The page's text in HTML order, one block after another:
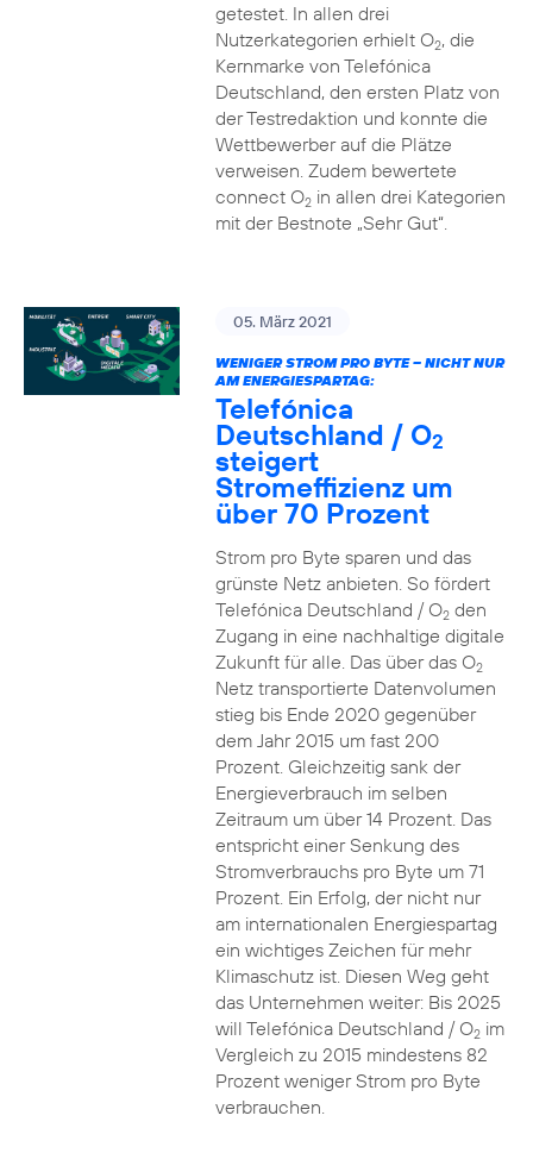
getestet. In allen drei
Nutzerkategorien erhielt O2, die
Kernmarke von Telefónica
Deutschland, den ersten Platz von
der Testredaktion und konnte die
Wettbewerber auf die Plätze
verweisen. Zudem bewertete
connect O2in allen drei Kategorien
mit der Bestnote „Sehr Gut“.
05. März 2021
WENIGER STROM PRO BYTE – NICHT NUR
AM ENERGIESPARTAG:
Telefónica
Deutschland / O2
steigert
Stromeffizienz um
über 70 Prozent
Strom pro Byte sparen und das
grünste Netz anbieten. So fördert
Telefónica Deutschland / O2den
Zugang in eine nachhaltige digitale
Zukunft für alle. Das über das O2
Netz transportierte Datenvolumen
stieg bis Ende 2020 gegenüber
dem Jahr 2015 um fast 200
Prozent. Gleichzeitig sank der
Energieverbrauch im selben
Zeitraum um über 14 Prozent. Das
entspricht einer Senkung des
Stromverbrauchs pro Byte um 71
Prozent. Ein Erfolg, der nicht nur
am internationalen Energiespartag
ein wichtiges Zeichen für mehr
Klimaschutz ist. Diesen Weg geht
das Unternehmen weiter: Bis 2025
will Telefónica Deutschland / O2im
Vergleich zu 2015 mindestens 82
Prozent weniger Strom pro Byte
verbrauchen.